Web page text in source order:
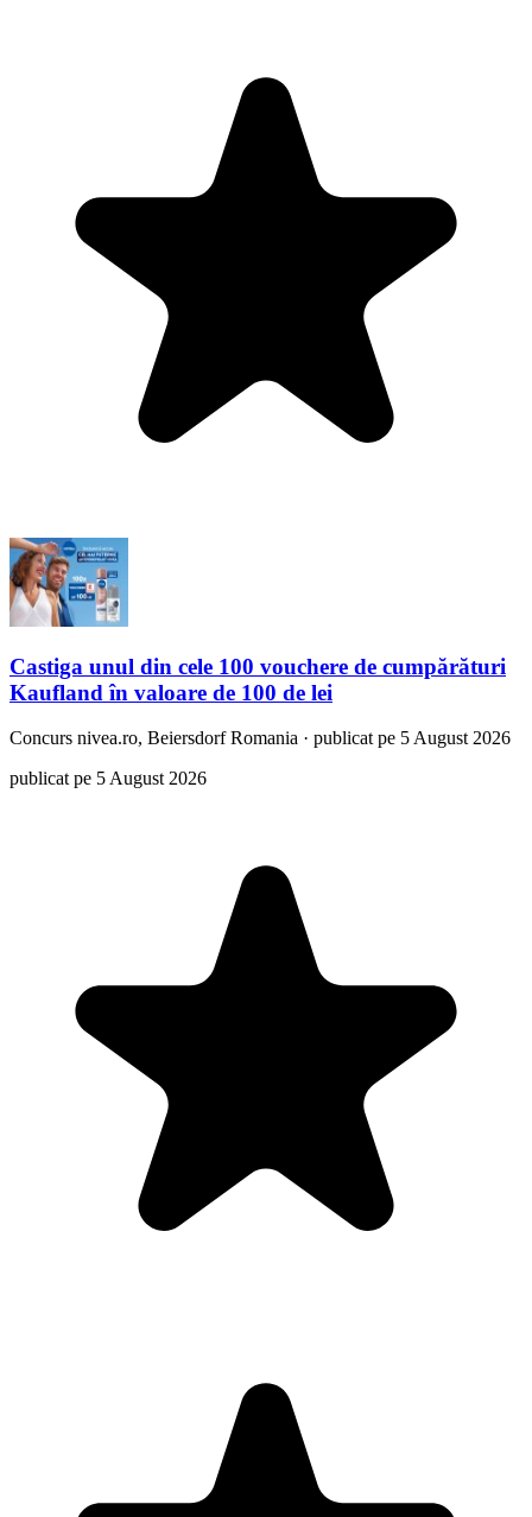
Castiga unul din cele 100 vouchere de cumpărături
Kaufland în valoare de 100 de lei
Concurs nivea.ro, Beiersdorf Romania · publicat pe 5 August 2026
publicat pe 5 August 2026